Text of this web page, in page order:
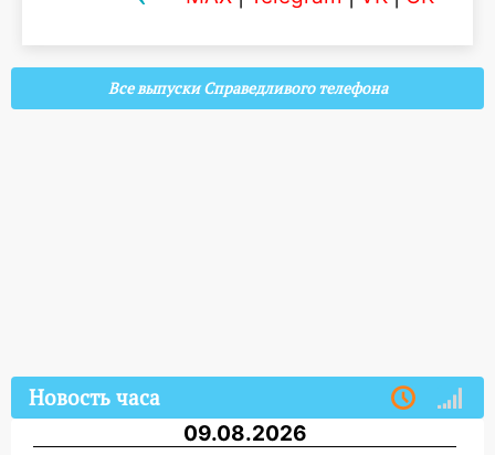
Все выпуски Справедливого телефона
Новость часа
09.08.2026